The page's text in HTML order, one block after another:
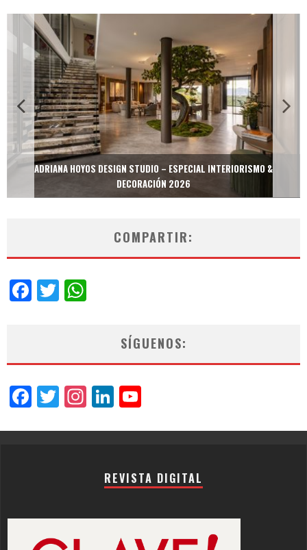
MULTIOFICINAS / AMOBLARE / TREZE – ESPECIAL INTERIORISMO &
DECORACIÓN 2026
COMPARTIR:
Facebook
Twitter
SÍGUENOS:
Facebook
Twitter
Instagram
LinkedIn
REVISTA DIGITAL